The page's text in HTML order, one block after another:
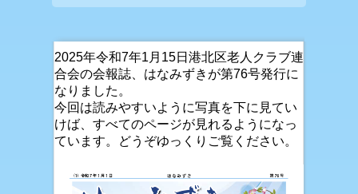
2025年令和7年1月15日港北区老人クラブ連
合会の会報誌、はなみずきが第76号発行に
なりました。
今回は読みやすいように写真を下に見てい
けば、すべてのページが見れるようになっ
ています。どうぞゆっくりご覧ください。